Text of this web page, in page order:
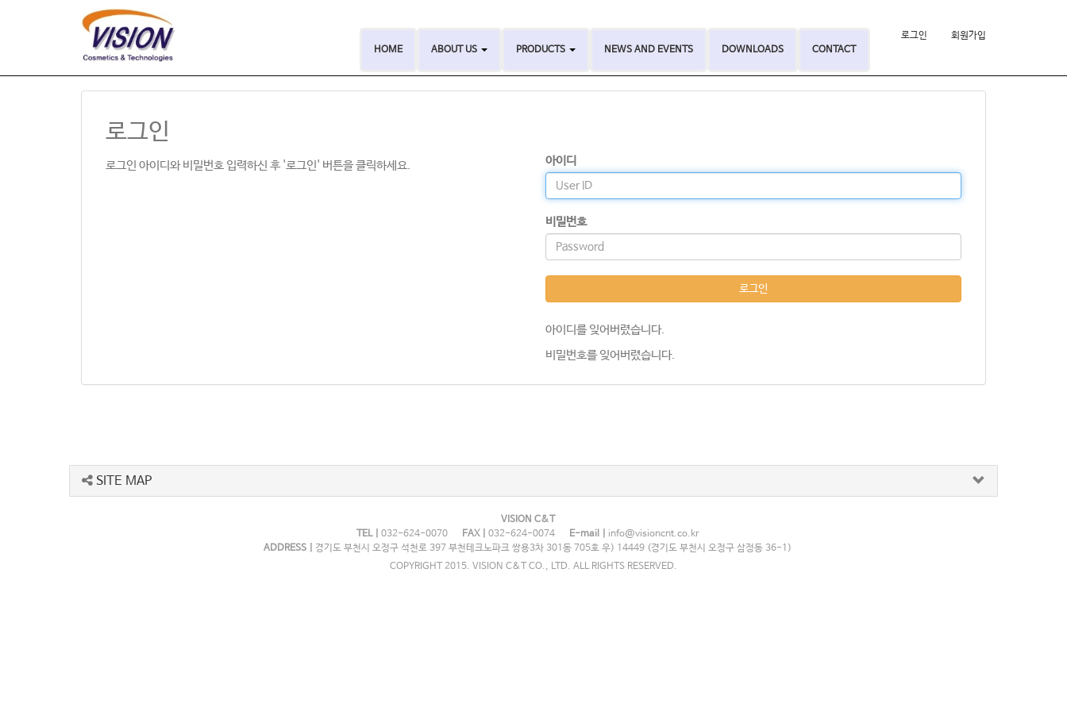
HOME ABOUT US PRODUCTS NEWS AND EVENTS DOWNLOADS CONTACT
로그인 회원가입
로그인
로그인 아이디와 비밀번호 입력하신 후 '로그인' 버튼을 클릭하세요. 아이디
비밀번호
로그인
아이디를 잊어버렸습니다.
비밀번호를 잊어버렸습니다.
SITE MAP
VISION C&T
TEL |
032-624-0070 FAX | 032-624-0074 E-mail |
info@visioncnt.co.kr
ADDRESS |
경기도 부천시 오정구 석천로 397 부천테크노파크 쌍용3차 301동 705호 우) 14449 (경기도 부천시 오정구 삼정동 36-1)
COPYRIGHT 2015. VISION C&T CO., LTD. ALL RIGHTS RESERVED.